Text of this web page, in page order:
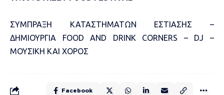
ΣΥΜΠΡΑΞΗ ΚΑΤΑΣΤΗΜΑΤΩΝ ΕΣΤΙΑΣΗΣ –
ΔΗΜΙΟΥΡΓΙΑ FOOD AND DRINK CORNERS – DJ –
ΜΟΥΣΙΚΗ ΚΑΙ ΧΟΡΟΣ
Facebook